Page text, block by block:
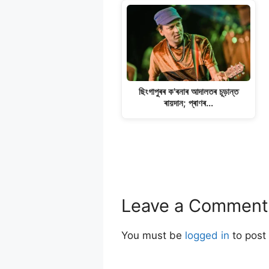
ছিংগাপুৰৰ ক'ৰনাৰ আদালতৰ চূড়ান্ত
ৰায়দান; প্ৰাণৰ…
Leave a Comment
You must be logged in to post